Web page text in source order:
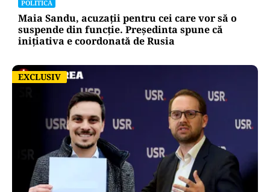
POLITICĂ
Maia Sandu, acuzații pentru cei care vor să o
suspende din funcție. Președinta spune că
inițiativa e coordonată de Rusia
EXCLUSIV
EXCLUSIV